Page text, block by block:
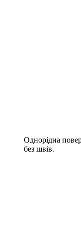
Однорідна
без швів.